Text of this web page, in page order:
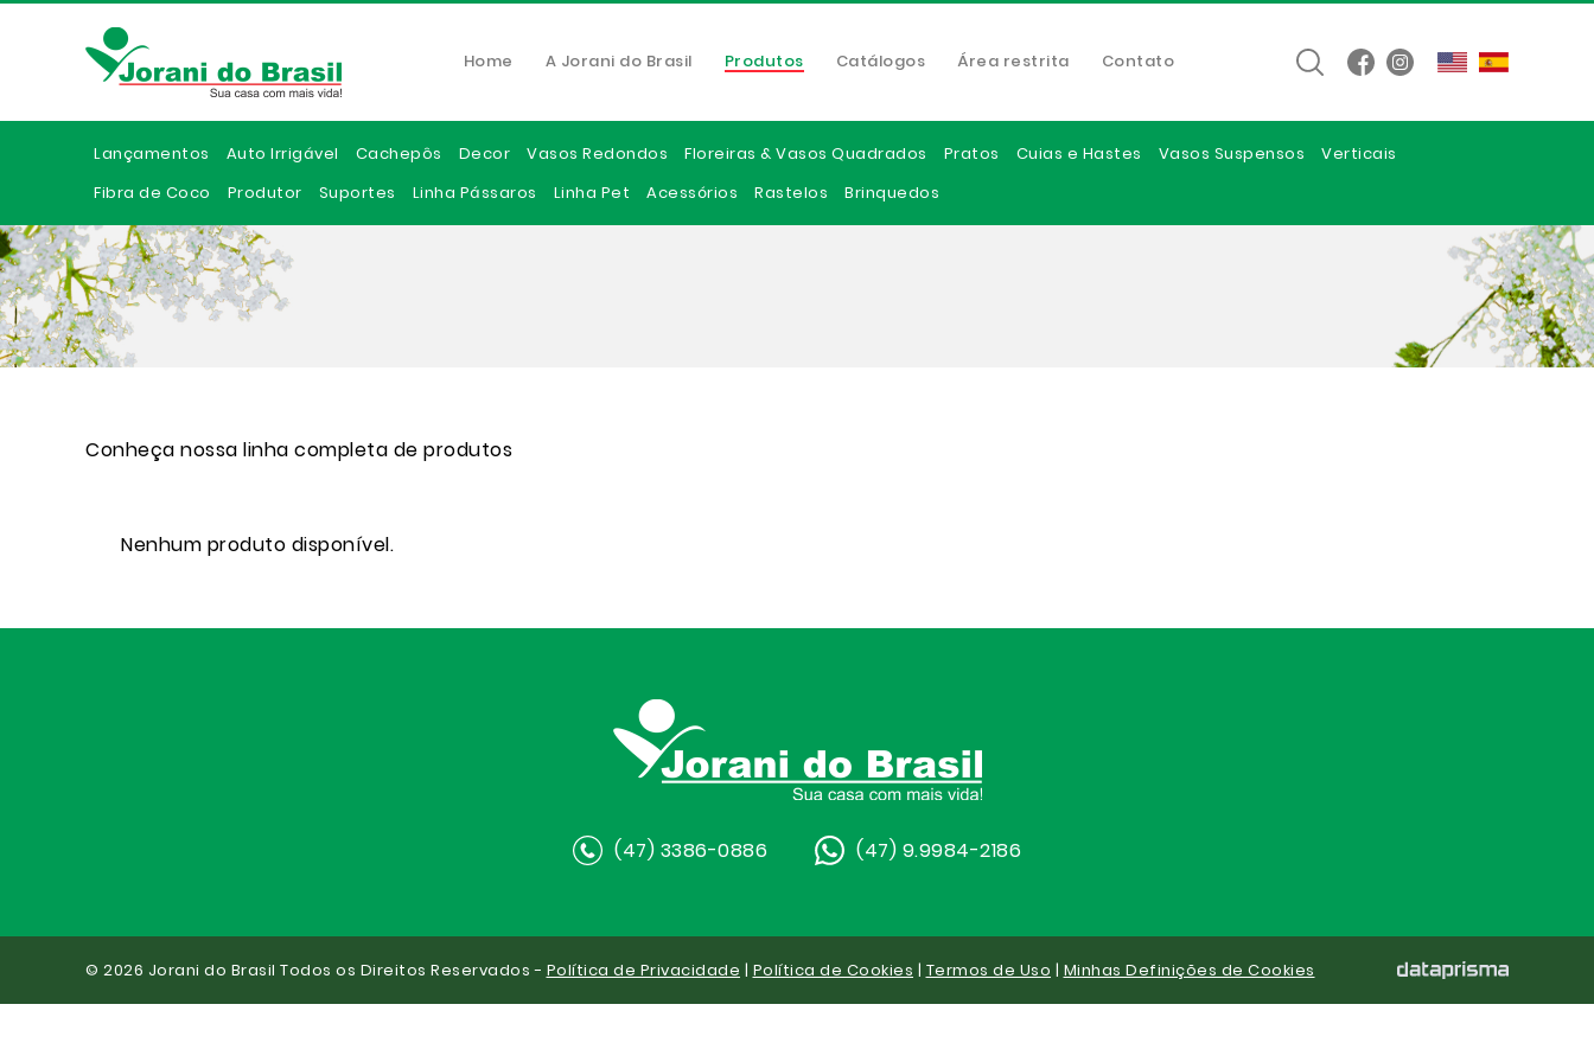
Home A Jorani do Brasil Produtos Catálogos Área restrita Contato
Lançamentos Auto Irrigável Cachepôs Decor Vasos Redondos Floreiras & Vasos Quadrados Pratos Cuias e Hastes Vasos Suspensos
Verticais
Fibra de Coco
Produtor Suportes Linha Pássaros Linha Pet Acessórios Rastelos Brinquedos
Conheça nossa linha completa de produtos
Nenhum produto disponível.
(47) 3386-0886 (47) 9.9984-2186
© 2026 Jorani do Brasil Todos os Direitos Reservados - Política de Privacidade | Política de Cookies | Termos de Uso | Minhas Definições de Cookies